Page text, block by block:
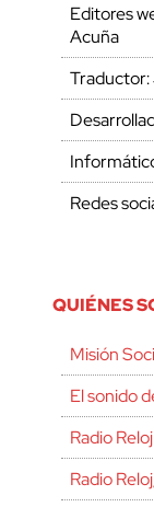
Editores
Acuña
Traductor:
Redes
QUIÉNES
Misión
El sonido
Radio
Radio